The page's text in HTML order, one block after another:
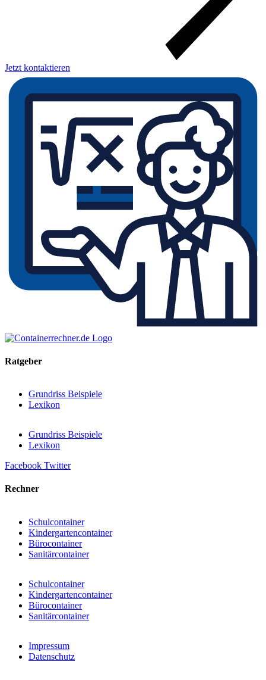
Jetzt kontaktieren
Ratgeber
Grundriss Beispiele
Lexikon
Grundriss Beispiele
Lexikon
Facebook Twitter
Rechner
Schulcontainer
Kindergartencontainer
Bürocontainer
Sanitärcontainer
Schulcontainer
Kindergartencontainer
Bürocontainer
Sanitärcontainer
Impressum
Datenschutz